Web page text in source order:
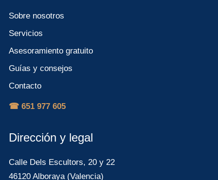
Sobre nosotros
Servicios
Asesoramiento gratuito
Guías y consejos
Contacto
☎ 651 977 605
Dirección y legal
Calle Dels Escultors, 20 y 22
46120 Alboraya (Valencia)